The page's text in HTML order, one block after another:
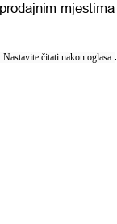
Nastavite čitati nakon oglasa